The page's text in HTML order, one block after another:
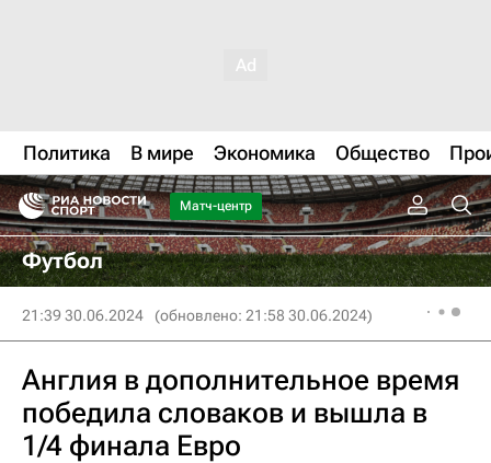
Политика В мире Экономика Общество
Матч-центр
Футбол
21:39 30.06.2024 (обновлено: 21:58 30.06.2024)
Англия в дополнительное время
победила словаков и вышла в
1/4 финала Евро